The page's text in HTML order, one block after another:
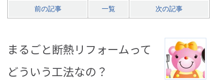
前の記事 一覧 次の記事
まるごと断熱リフォームって
どういう工法なの？